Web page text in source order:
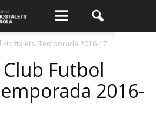
Hostalets. Temporada 2016-17
Futbol
2016-